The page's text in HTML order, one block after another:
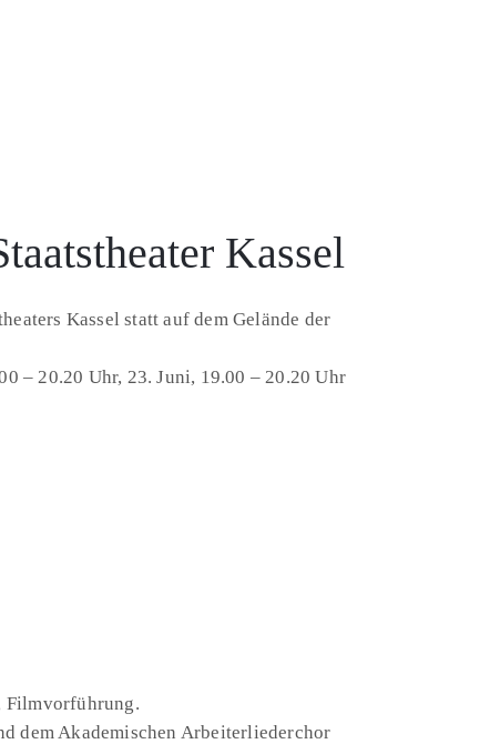
Kassel
Kassel statt auf dem Gelände der
– 20.20 Uhr, 23. Juni, 19.00 – 20.20 Uhr
Filmvorführung.
dem Akademischen Arbeiterliederchor